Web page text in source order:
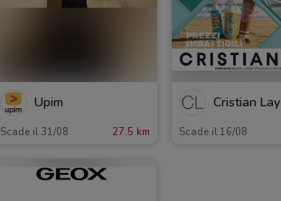
Upim
Scade il 31/08 27.5 km
Cristian Lay
Scade il 16/08